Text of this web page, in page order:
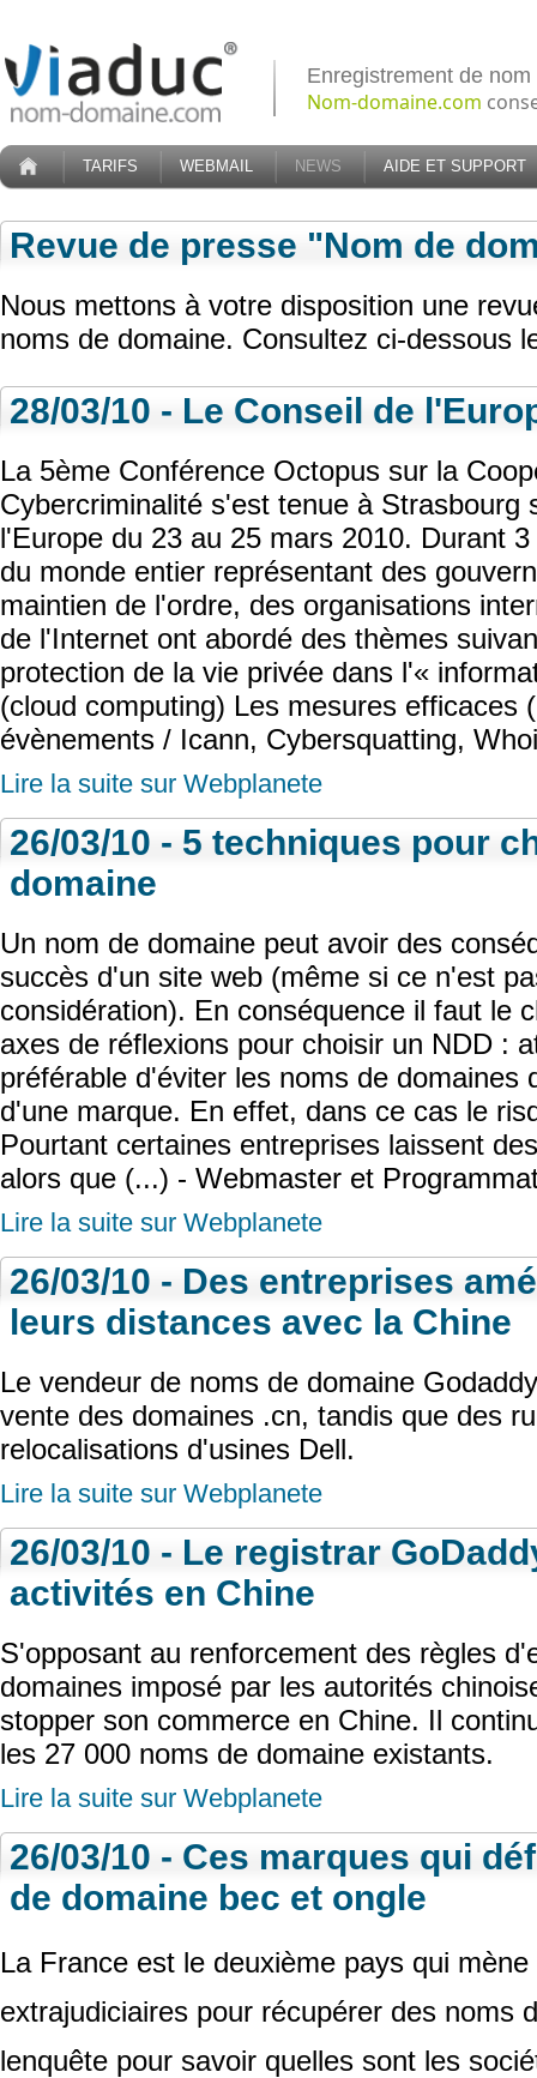
Enregistrement de
Nom-domaine.com
TARIFS WEBMAIL NEWS AIDE ET SUPPORT
Revue de presse "Nom de
Nous mettons à votre disposition une
noms de domaine. Consultez ci-dessous
28/03/10 - Le Conseil de
La 5ème Conférence Octopus sur la
Cybercriminalité s'est tenue à Strasbourg
l'Europe du 23 au 25 mars 2010. Durant
du monde entier représentant des
maintien de l'ordre, des organisations
de l'Internet ont abordé des thèmes
protection de la vie privée dans l'«
(cloud computing) Les mesures efficaces
évènements / Icann, Cybersquatting,
Lire la suite sur Webplanete
26/03/10 - 5 techniques pour
domaine
Un nom de domaine peut avoir des
succès d'un site web (même si ce n'est
considération). En conséquence il faut le
axes de réflexions pour choisir un NDD :
préférable d'éviter les noms de domaines
d'une marque. En effet, dans ce cas le
Pourtant certaines entreprises laissent
alors que (...) - Webmaster et
Lire la suite sur Webplanete
26/03/10 - Des entreprises
leurs distances avec la Chine
Le vendeur de noms de domaine
vente des domaines .cn, tandis que des
relocalisations d'usines Dell.
Lire la suite sur Webplanete
26/03/10 - Le registrar
activités en Chine
S'opposant au renforcement des règles
domaines imposé par les autorités
stopper son commerce en Chine. Il
les 27 000 noms de domaine existants.
Lire la suite sur Webplanete
26/03/10 - Ces marques qui
de domaine bec et ongle
La France est le deuxième pays qui mène
extrajudiciaires pour récupérer des noms
lenquête pour savoir quelles sont les